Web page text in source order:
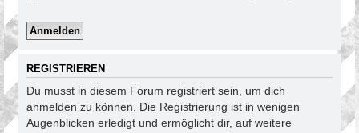
REGISTRIEREN
Du musst in diesem Forum registriert sein, um dich
anmelden zu können. Die Registrierung ist in wenigen
Augenblicken erledigt und ermöglicht dir, auf weitere